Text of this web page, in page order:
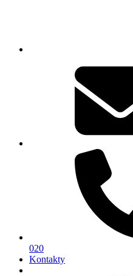
020
Kontakty